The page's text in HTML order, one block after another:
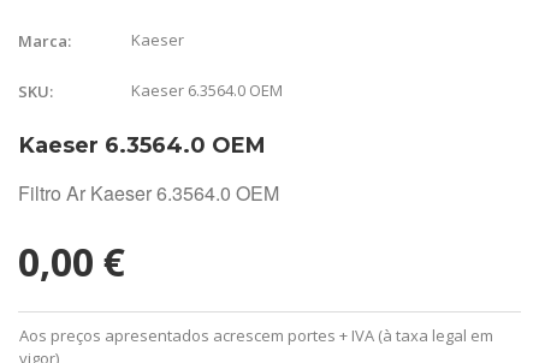
Marca: Kaeser
SKU: Kaeser 6.3564.0 OEM
Kaeser 6.3564.0 OEM
Filtro Ar Kaeser 6.3564.0 OEM
0,00 €
Aos preços apresentados acrescem portes + IVA (à taxa legal em
vigor)